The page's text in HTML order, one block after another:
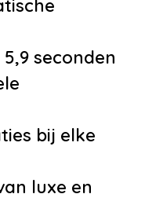
seconden
bij elke
luxe en